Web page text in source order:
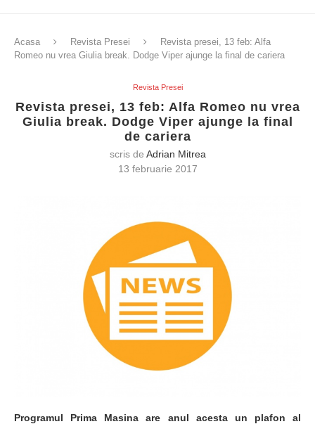
Acasa Revista Presei
Revista presei, 13 feb: Alfa
Romeo nu vrea Giulia break. Dodge Viper ajunge la final de cariera
Revista Presei
Revista presei, 13 feb: Alfa Romeo nu vrea
Giulia break. Dodge Viper ajunge la final
de cariera
scris de Adrian Mitrea
13 februarie 2017
Programul Prima Masina are anul acesta un plafon al